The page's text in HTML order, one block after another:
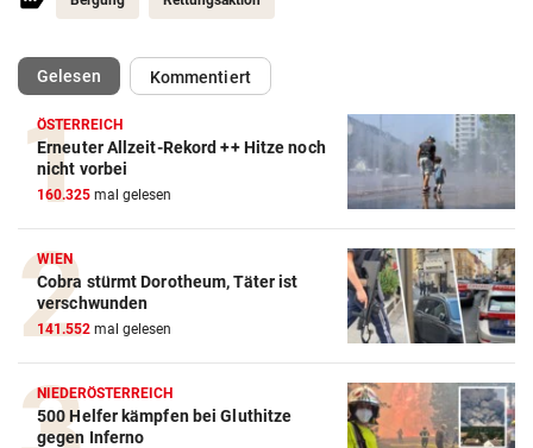
Gelesen(ausgewählt)Kommentiert
ÖSTERREICH
Erneuter Allzeit-Rekord ++ Hitze noch
nicht vorbei
160.325 mal gelesen
WIEN
Cobra stürmt Dorotheum, Täter ist
verschwunden
141.552 mal gelesen
NIEDERÖSTERREICH
500 Helfer kämpfen bei Gluthitze
gegen Inferno